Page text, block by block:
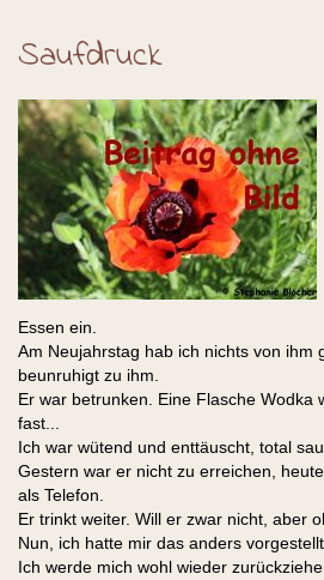
Saufdruck
Essen ein.
Am Neujahrstag hab ich nichts von ihm
beunruhigt zu ihm.
Er war betrunken. Eine Flasche Wodka
fast...
Ich war wütend und enttäuscht, total
Gestern war er nicht zu erreichen,
als Telefon.
Er trinkt weiter. Will er zwar nicht, aber
Nun, ich hatte mir das anders
Ich werde mich wohl wieder